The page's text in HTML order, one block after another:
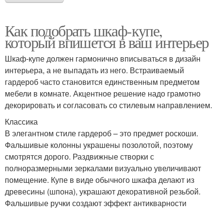
Как подобрать шкаф-купе,
который впишется в ваш интерьер
Шкаф-купе должен гармонично вписываться в дизайн
интерьера, а не выпадать из него. Встраиваемый
гардероб часто становится единственным предметом
мебели в комнате. Акцентное решение надо грамотно
декорировать и согласовать со стилевым направлением.
Классика
В элегантном стиле гардероб – это предмет роскоши.
Фальшивые колонны украшены позолотой, поэтому
смотрятся дорого. Раздвижные створки с
полноразмерными зеркалами визуально увеличивают
помещение. Купе в виде обычного шкафа делают из
древесины (шпона), украшают декоративной резьбой.
Фальшивые ручки создают эффект антикварности